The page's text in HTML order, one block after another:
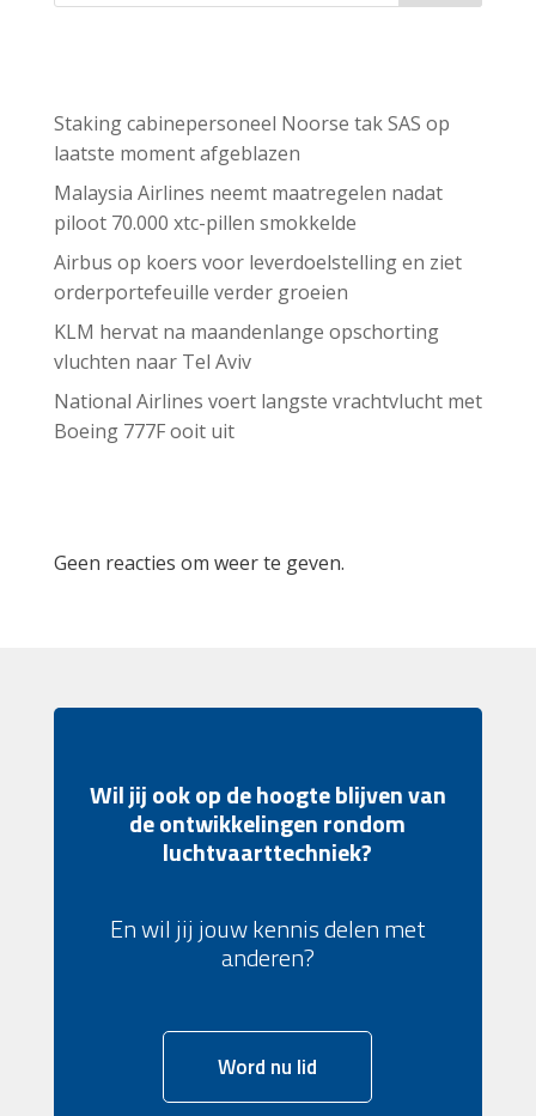
Staking cabinepersoneel Noorse tak SAS op
laatste moment afgeblazen
Malaysia Airlines neemt maatregelen nadat
piloot 70.000 xtc-pillen smokkelde
Airbus op koers voor leverdoelstelling en ziet
orderportefeuille verder groeien
KLM hervat na maandenlange opschorting
vluchten naar Tel Aviv
National Airlines voert langste vrachtvlucht met
Boeing 777F ooit uit
Geen reacties om weer te geven.
Wil jij ook op de hoogte blijven van
de ontwikkelingen rondom
luchtvaarttechniek?
En wil jij jouw kennis delen met
anderen?
Word nu lid